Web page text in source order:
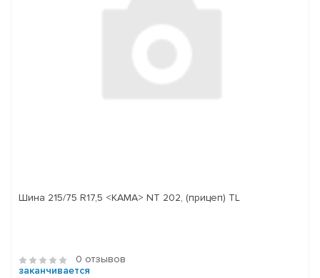
Шина 215/75 R17,5 <КАМА> NT 202, (прицеп) TL
0 отзывов
заканчивается